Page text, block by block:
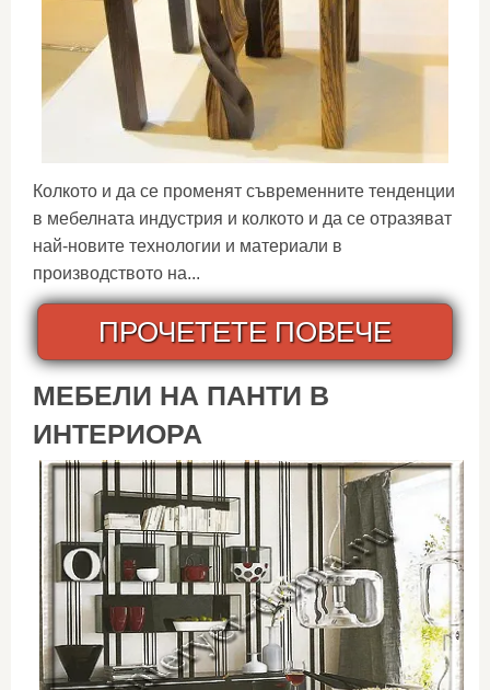
Колкото и да се променят съвременните тенденции
в мебелната индустрия и колкото и да се отразяват
най-новите технологии и материали в
производството на...
ПРОЧЕТЕТЕ ПОВЕЧЕ
МЕБЕЛИ НА ПАНТИ В
ИНТЕРИОРА